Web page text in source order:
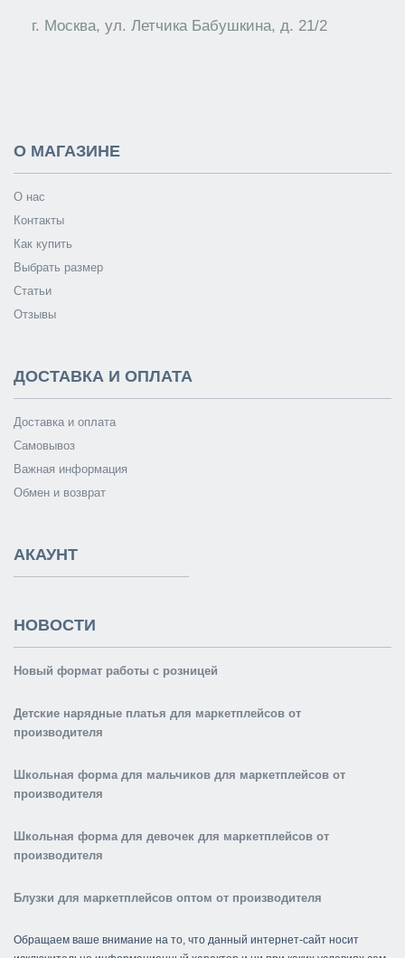
г. Москва, ул. Летчика Бабушкина, д. 21/2
О МАГАЗИНЕ
О нас
Контакты
Как купить
Выбрать размер
Статьи
Отзывы
ДОСТАВКА И ОПЛАТА
Доставка и оплата
Самовывоз
Важная информация
Обмен и возврат
АКАУНТ
НОВОСТИ
Новый формат работы с розницей
Детские нарядные платья для маркетплейсов от
производителя
Школьная форма для мальчиков для маркетплейсов от
производителя
Школьная форма для девочек для маркетплейсов от
производителя
Блузки для маркетплейсов оптом от производителя
Обращаем ваше внимание на то, что данный интернет-сайт носит